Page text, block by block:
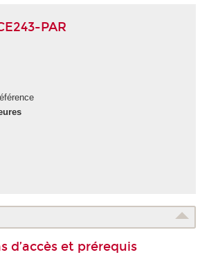
PAR
d’accès et prérequis